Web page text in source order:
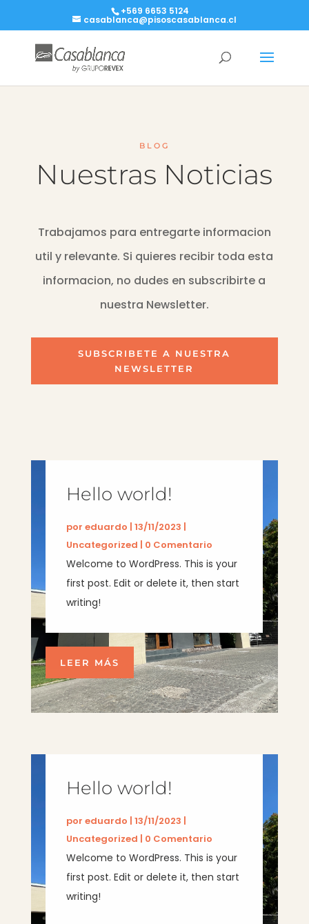
+569 6653 5124
casablanca@pisoscasablanca.cl
BLOG
Nuestras Noticias
Trabajamos para entregarte informacion
util y relevante. Si quieres recibir toda esta
informacion, no dudes en subscribirte a
nuestra Newsletter.
SUBSCRIBETE A NUESTRA
NEWSLETTER
Hello world!
poreduardo |13/11/2023 |
Uncategorized | 0 Comentario
Welcome to WordPress. This is your
first post. Edit or delete it, then start
writing!
LEER MÁS
Hello world!
poreduardo |13/11/2023 |
Uncategorized | 0 Comentario
Welcome to WordPress. This is your
first post. Edit or delete it, then start
writing!